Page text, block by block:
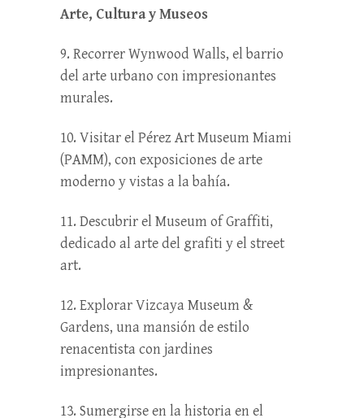
Arte, Cultura y Museos
9. Recorrer Wynwood Walls, el barrio
del arte urbano con impresionantes
murales.
10. Visitar el Pérez Art Museum Miami
(PAMM), con exposiciones de arte
moderno y vistas a la bahía.
11. Descubrir el Museum of Graffiti,
dedicado al arte del grafiti y el street
art.
12. Explorar Vizcaya Museum &
Gardens, una mansión de estilo
renacentista con jardines
impresionantes.
13. Sumergirse en la historia en el